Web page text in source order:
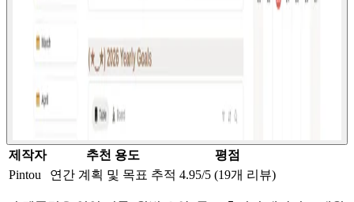
제작자 추천 용도
평점
Pintou
연간 계획 및 목표 추적 4.95/5 (19개 리뷰)